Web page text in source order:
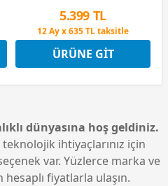
5.399 TL
Peşin Fiyatına 3 Taksit
12 Ay x 635 TL taksitle
Peşin Fiyatına 3 Taksit
ÜRÜNE GIT
dünyasına hoş geldiniz.
ihtiyaçlarınız için
var. Yüzlerce marka ve
fiyatlarla ulaşın.